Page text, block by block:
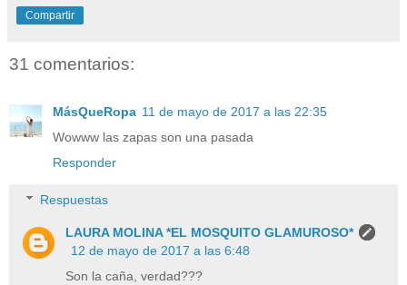
Compartir
31 comentarios:
MásQueRopa 11 de mayo de 2017 a las 22:35
Wowww las zapas son una pasada
Responder
Respuestas
LAURA MOLINA *EL MOSQUITO GLAMUROSO*
12 de mayo de 2017 a las 6:48
Son la caña, verdad???